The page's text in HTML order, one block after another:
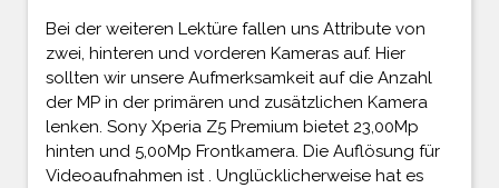
Bei der weiteren Lektüre fallen uns Attribute von
zwei, hinteren und vorderen Kameras auf. Hier
sollten wir unsere Aufmerksamkeit auf die Anzahl
der MP in der primären und zusätzlichen Kamera
lenken. Sony Xperia Z5 Premium bietet 23,00Mp
hinten und 5,00Mp Frontkamera. Die Auflösung für
Videoaufnahmen ist . Unglücklicherweise hat es